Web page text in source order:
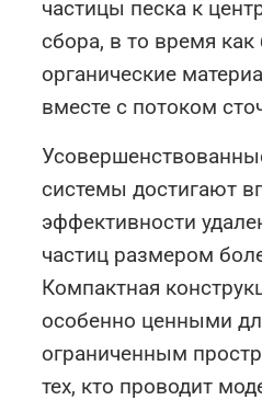
частицы песка к
сбора, в то время как
органические
вместе с потоком
системы достигают
эффективности
частиц размером
Компактная
особенно ценными
ограниченным
тех, кто проводит